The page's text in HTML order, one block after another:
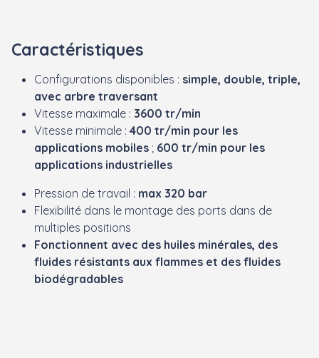
Caractéristiques
Configurations disponibles : simple, double, triple,
avec arbre traversant
Vitesse maximale : 3600 tr/min
Vitesse minimale : 400 tr/min pour les
applications mobiles ; 600 tr/min pour les
applications industrielles
Pression de travail : max 320 bar
Flexibilité dans le montage des ports dans de
multiples positions
Fonctionnent avec des huiles minérales, des
fluides résistants aux flammes et des fluides
biodégradables